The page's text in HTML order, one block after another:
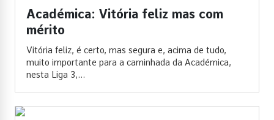
Académica: Vitória feliz mas com
mérito
Vitória feliz, é certo, mas segura e, acima de tudo,
muito importante para a caminhada da Académica,
nesta Liga 3,...